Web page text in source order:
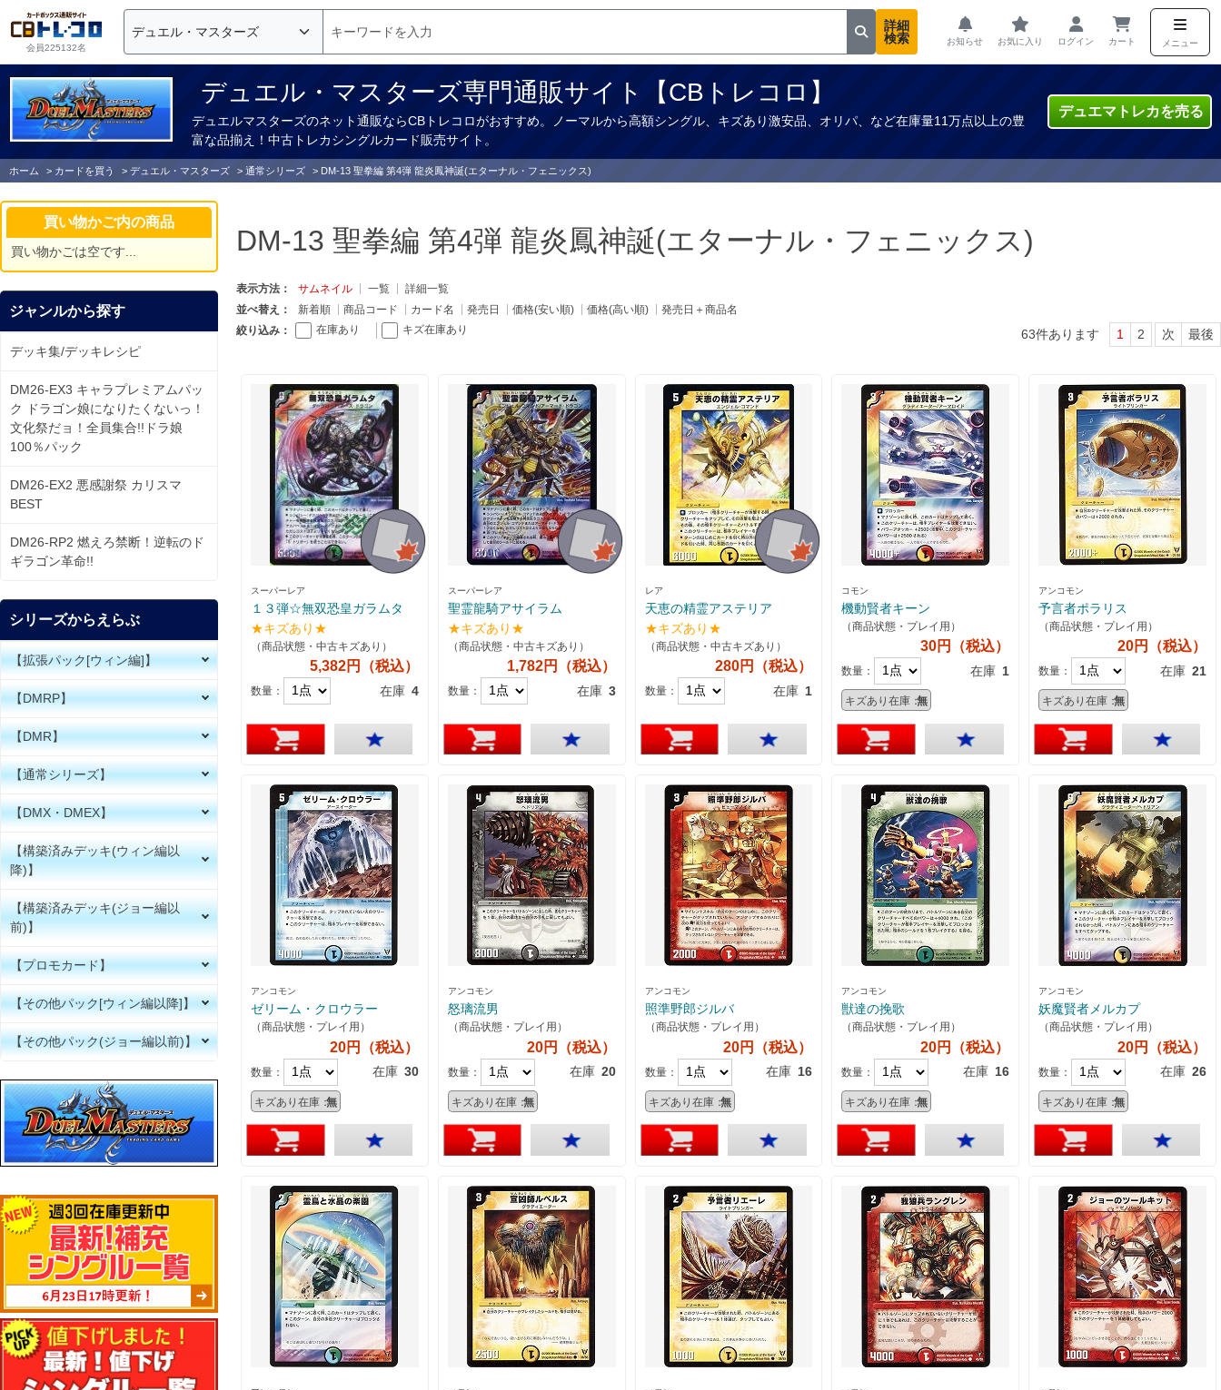
会員225132名
詳細
検索
お知らせ お気に入り ログイン カート メニュー
デュエル・マスターズ専門通販サイト【CBトレコロ】
デュエルマスターズのネット通販ならCBトレコロがおすすめ。ノーマルから高額シングル、キズあり激安品、オリパ、など在庫量11万点以上の豊
富な品揃え！中古トレカシングルカード販売サイト。
デュエマトレカを売る
ホーム > カードを買う > デュエル・マスターズ > 通常シリーズ > DM-13 聖拳編 第4弾 龍炎鳳神誕(エターナル・フェニックス)
買い物かご内の商品
買い物かごは空です...
ジャンルから探す
デッキ集/デッキレシピ
DM26-EX3 キャラプレミアムパッ
ク ドラゴン娘になりたくないっ！
文化祭だョ！全員集合!!ドラ娘
100％パック
DM26-EX2 悪感謝祭 カリスマ
BEST
DM26-RP2 燃えろ禁断！逆転のド
ギラゴン革命!!
シリーズからえらぶ
【拡張パック[ウィン編]】
【DMRP】
【DMR】
【通常シリーズ】
【DMX・DMEX】
【構築済みデッキ(ウィン編以
降)】
【構築済みデッキ(ジョー編以
前)】
【プロモカード】
【その他パック[ウィン編以降]】
【その他パック(ジョー編以前)】
DM-13 聖拳編 第4弾 龍炎鳳神誕(エターナル・フェニックス)
表示方法： サムネイル 一覧
詳細一覧
並べ替え：
新着順 商品コード カード名 発売日 価格(安い順) 価格(高い順)
発売日＋商品名
絞り込み：
在庫あり キズ在庫あり 63件あります 1 2 次 最後
スーパーレア
１３弾☆無双恐皇ガラムタ
★キズあり★
（商品状態・中古キズあり）
5,382円（税込）
数量： 在庫 4
スーパーレア
聖霊龍騎アサイラム
★キズあり★
（商品状態・中古キズあり）
1,782円（税込）
数量： 在庫 3
レア
天恵の精霊アステリア
★キズあり★
（商品状態・中古キズあり）
280円（税込）
数量： 在庫 1
コモン
機動賢者キーン
（商品状態・プレイ用）
30円（税込）
数量： 在庫 1
キズあり在庫：無
アンコモン
予言者ポラリス
（商品状態・プレイ用）
20円（税込）
数量： 在庫 21
キズあり在庫：無
アンコモン
ゼリーム・クロウラー
（商品状態・プレイ用）
20円（税込）
数量： 在庫 30
キズあり在庫：無
アンコモン
怒璃流男
（商品状態・プレイ用）
20円（税込）
数量： 在庫 20
キズあり在庫：無
アンコモン
照準野郎ジルバ
（商品状態・プレイ用）
20円（税込）
数量： 在庫 16
キズあり在庫：無
アンコモン
獣達の挽歌
（商品状態・プレイ用）
20円（税込）
数量： 在庫 16
キズあり在庫：無
アンコモン
妖魔賢者メルカプ
（商品状態・プレイ用）
20円（税込）
数量： 在庫 26
キズあり在庫：無